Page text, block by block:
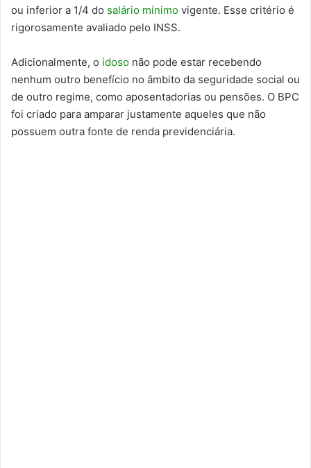
ou inferior a 1/4 do salário mínimo vigente. Esse critério é
rigorosamente avaliado pelo INSS.
Adicionalmente, o idoso não pode estar recebendo
nenhum outro benefício no âmbito da seguridade social ou
de outro regime, como aposentadorias ou pensões. O BPC
foi criado para amparar justamente aqueles que não
possuem outra fonte de renda previdenciária.